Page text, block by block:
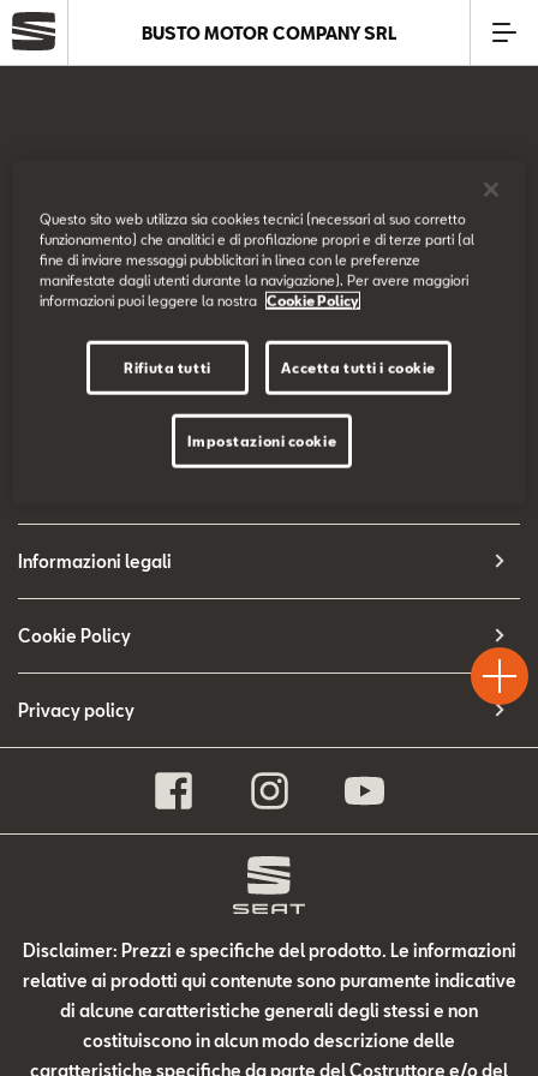
Offerte
Business
SEAT Usato Certificato
Contatti
Configuratore
BUSTO MOTOR COMPANY SRL
Prova su strada
Configuratore
Informazioni legali
Cookie Policy
Privacy policy
Disclaimer: Prezzi e specifiche del prodotto. Le informazioni
relative ai prodotti qui contenute sono puramente indicative
di alcune caratteristiche generali degli stessi e non
costituiscono in alcun modo descrizione delle
caratteristiche specifiche da parte del Costruttore e/o del
Drive
Chiama
Questo sito web utilizza sia cookies tecnici (necessari al suo corretto
funzionamento) che analitici e di profilazione propri e di terze parti (al
fine di inviare messaggi pubblicitari in linea con le preferenze
manifestate dagli utenti durante la navigazione). Per avere maggiori
informazioni puoi leggere la nostra
Cookie Policy
Rifiuta tutti Accetta tutti i cookie
Impostazioni cookie